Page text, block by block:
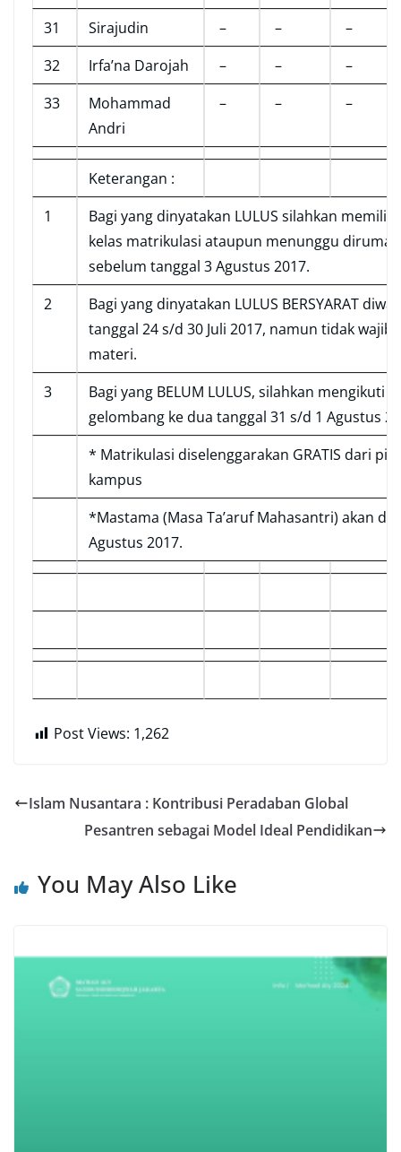
31
Sirajudin – –
–
32
Irfa’na Darojah – –
–
33
Mohammad
Andri
– – –
Keterangan :
1
Bagi yang dinyatakan LULUS silahkan
kelas matrikulasi ataupun menunggu
sebelum tanggal 3 Agustus 2017.
2
Bagi yang dinyatakan LULUS BERSYARAT
tanggal 24 s/d 30 Juli 2017, namun tidak
materi.
3
Bagi yang BELUM LULUS, silahkan mengikuti
gelombang ke dua tanggal 31 s/d 1 Agustus
* Matrikulasi diselenggarakan GRATIS dari
kampus
*Mastama (Masa Ta’aruf Mahasantri) akan
Agustus 2017.
Post Views: 1,262
Islam Nusantara : Kontribusi Peradaban Global
Pesantren sebagai Model Ideal Pendidikan
You May Also Like